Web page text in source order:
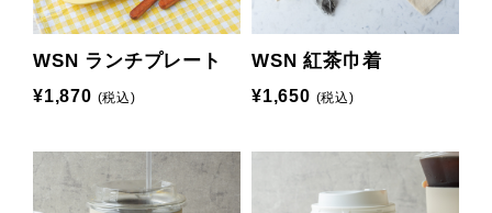
WSN ランチプレート
¥1,870 (税込)
WSN 紅茶巾着
¥1,650 (税込)